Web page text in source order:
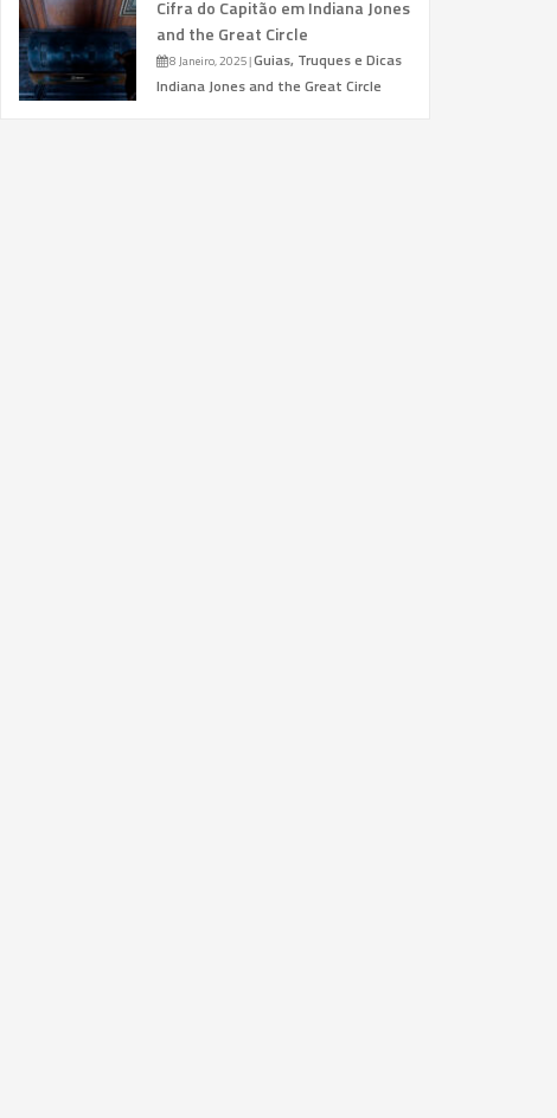
Cifra do Capitão em Indiana Jones
and the Great Circle
8 Janeiro, 2025|Guias, Truques e Dicas
Indiana Jones and the Great Circle